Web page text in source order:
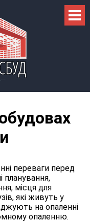
переваги перед
планування,
місця для
які живуть у
на опаленні
опаленню.